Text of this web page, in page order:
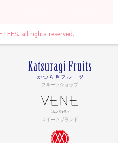
all rights reserved.